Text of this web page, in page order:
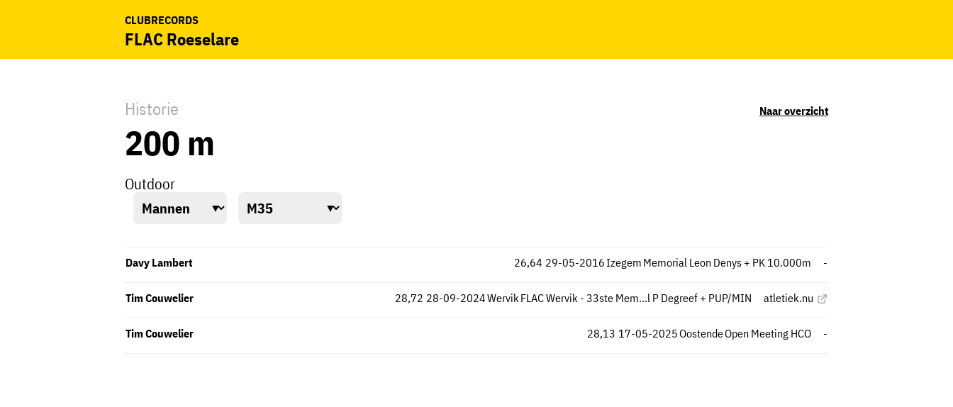
CLUBRECORDS
FLAC Roeselare
Historie Naar overzicht
200 m
Outdoor
Davy Lambert Izegem Memorial Leon Denys + PK 10.000m
26,64 -
29-05-2016
Tim Couwelier Wervik FLAC Wervik - 33ste Mem...l P Degreef + PUP/MIN
28,72 atletiek.nu
28-09-2024
Tim Couwelier OostendeOpen Meeting HCO
28,13 -
17-05-2025